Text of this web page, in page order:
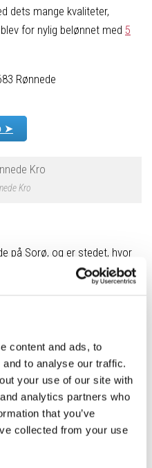
content and ads, to
to analyse our traffic.
your use of our site with
analytics partners who
that you’ve
collected from your use
dets mange kvaliteter,
for nylig belønnet med 5
Rønnede
➤
Kro
på Sorø, og er stedet, hvor
hun i en periode var kong
I dag danner huset ramme
og der lægges en ære i at
der tilberedes med
Hus ➤